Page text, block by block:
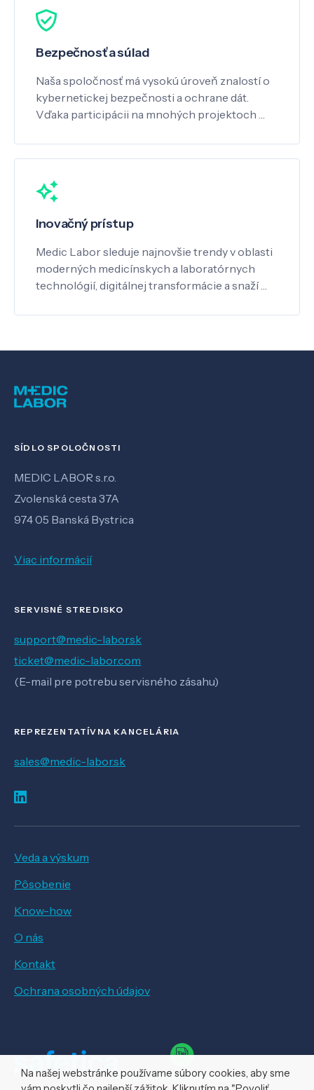
Bezpečnosť a súlad
Naša spoločnosť má vysokú úroveň znalostí o
kybernetickej bezpečnosti a ochrane dát.
Vďaka participácii na mnohých projektoch …
Inovačný prístup
Medic Labor sleduje najnovšie trendy v oblasti
moderných medicínskych a laboratórnych
technológií, digitálnej transformácie a snaží …
SÍDLO SPOLOČNOSTI
MEDIC LABOR s.r.o.
Zvolenská cesta 37A
974 05 Banská Bystrica
Viac informácií
SERVISNÉ STREDISKO
support@medic-labor.sk
ticket@medic-labor.com
(E-mail pre potrebu servisného zásahu)
REPREZENTATÍVNA KANCELÁRIA
sales@medic-labor.sk
Veda a výskum
Pôsobenie
Know-how
O nás
Kontakt
Ochrana osobných údajov
Na našej webstránke používame súbory cookies, aby sme